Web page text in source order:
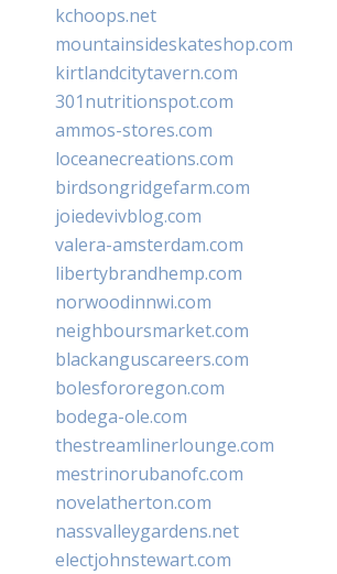
kchoops.net
mountainsideskateshop.com
kirtlandcitytavern.com
301nutritionspot.com
ammos-stores.com
loceanecreations.com
birdsongridgefarm.com
joiedevivblog.com
valera-amsterdam.com
libertybrandhemp.com
norwoodinnwi.com
neighboursmarket.com
blackanguscareers.com
bolesfororegon.com
bodega-ole.com
thestreamlinerlounge.com
mestrinorubanofc.com
novelatherton.com
nassvalleygardens.net
electjohnstewart.com